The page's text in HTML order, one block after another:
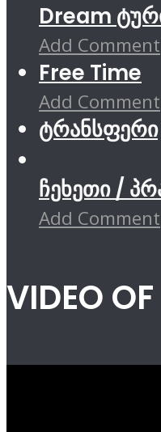
Dream
Add Comment
Free Time
Add Comment
ტრანსფერი
ჩეხეთი /
Add Comment
VIDEO